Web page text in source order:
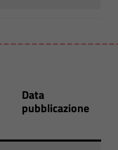
Data
pubblicazione